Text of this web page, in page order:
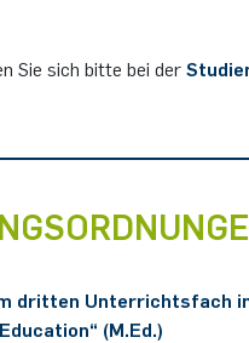
Sie sich bitte bei der
dritten Unterrichtsfach
(M.Ed.)